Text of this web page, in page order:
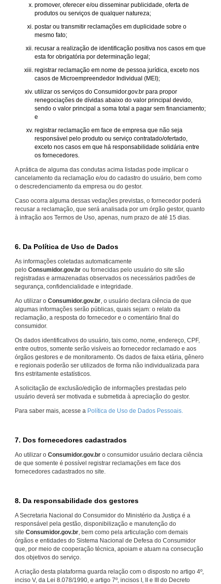
promover, oferecer e/ou disseminar publicidade, oferta de
produtos ou serviços de qualquer natureza;
postar ou transmitir reclamações em duplicidade sobre o
mesmo fato;
recusar a realização de identificação positiva nos casos em que
esta for obrigatória por determinação legal;
registrar reclamação em nome de pessoa jurídica, exceto nos
casos de Microempreendedor Individual (MEI);
utilizar os serviços do Consumidor.gov.br para propor
renegociações de dívidas abaixo do valor principal devido,
sendo o valor principal a soma total a pagar sem financiamento;
e
registrar reclamação em face de empresa que não seja
responsável pelo produto ou serviço contratado/ofertado,
exceto nos casos em que há responsabilidade solidária entre
os fornecedores.
A prática de alguma das condutas acima listadas pode implicar o
cancelamento da reclamação e/ou do cadastro do usuário, bem como
o descredenciamento da empresa ou do gestor.
Caso ocorra alguma dessas vedações previstas, o fornecedor poderá
recusar a reclamação, que será analisada por um órgão gestor, quanto
à infração aos Termos de Uso, apenas, num prazo de até 15 dias.
6. Da Política de Uso de Dados
As informações coletadas automaticamente
pelo Consumidor.gov.br ou fornecidas pelo usuário do site são
registradas e armazenadas observados os necessários padrões de
segurança, confidencialidade e integridade.
Ao utilizar o Consumidor.gov.br , o usuário declara ciência de que
algumas informações serão públicas, quais sejam: o relato da
reclamação, a resposta do fornecedor e o comentário final do
consumidor.
Os dados identificativos do usuário, tais como, nome, endereço, CPF,
entre outros, somente serão visíveis ao fornecedor reclamado e aos
órgãos gestores e de monitoramento. Os dados de faixa etária, gênero
e regionais poderão ser utilizados de forma não individualizada para
fins estritamente estatísticos.
A solicitação de exclusão/edição de informações prestadas pelo
usuário deverá ser motivada e submetida à apreciação do gestor.
Para saber mais, acesse a Política de Uso de Dados Pessoais.
7. Dos fornecedores cadastrados
Ao utilizar o Consumidor.gov.br o consumidor usuário declara ciência
de que somente é possível registrar reclamações em face dos
fornecedores cadastrados no site.
8. Da responsabilidade dos gestores
A Secretaria Nacional do Consumidor do Ministério da Justiça é a
responsável pela gestão, disponibilização e manutenção do
site Consumidor.gov.br, bem como pela articulação com demais
órgãos e entidades do Sistema Nacional de Defesa do Consumidor
que, por meio de cooperação técnica, apoiam e atuam na consecução
dos objetivos do serviço.
A criação desta plataforma guarda relação com o disposto no artigo 4º,
inciso V, da Lei 8.078/1990, e artigo 7º, incisos I, II e III do Decreto